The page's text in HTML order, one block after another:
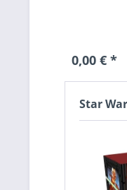
Star
0,00 € *